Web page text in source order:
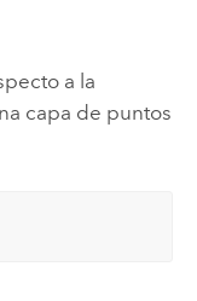
a la
capa de puntos